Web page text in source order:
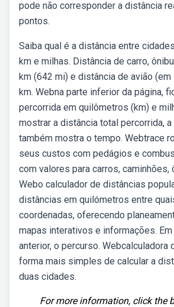
pode não corresponder a distância
pontos.
Saiba qual é a distância entre
km e milhas. Distância de carro,
km (642 mi) e distância de avião (em
km. Webna parte inferior da página,
percorrida em quilômetros (km) e
mostrar a distância total percorrida,
também mostra o tempo. Webtrace
seus custos com pedágios e
com valores para carros, caminhões,
Webo calculador de distâncias
distâncias em quilómetros entre
coordenadas, oferecendo
mapas interativos e informações.
anterior, o percurso. Webcalculadora
forma mais simples de calcular a
duas cidades.
For more information, click the